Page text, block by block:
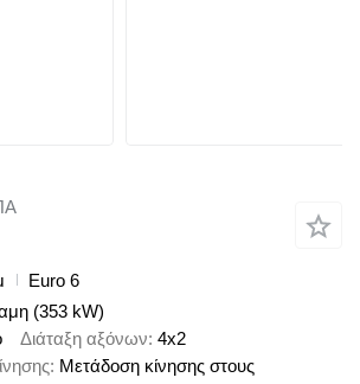
Euro 6
(353 kW)
Διάταξη αξόνων 4x2
Μετάδοση κίνησης στους